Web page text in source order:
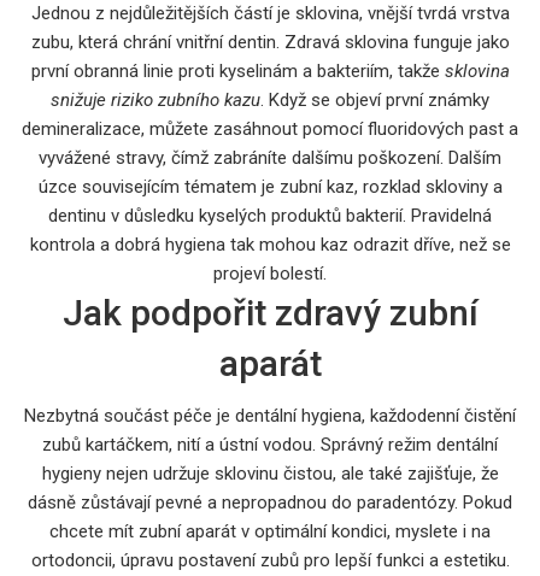
Jednou z nejdůležitějších částí je sklovina, vnější tvrdá vrstva
zubu, která chrání vnitřní dentin. Zdravá sklovina funguje jako
první obranná linie proti kyselinám a bakteriím, takže sklovina
snižuje riziko zubního kazu. Když se objeví první známky
demineralizace, můžete zasáhnout pomocí fluoridových past a
vyvážené stravy, čímž zabráníte dalšímu poškození. Dalším
úzce souvisejícím tématem je zubní kaz, rozklad skloviny a
dentinu v důsledku kyselých produktů bakterií. Pravidelná
kontrola a dobrá hygiena tak mohou kaz odrazit dříve, než se
projeví bolestí.
Jak podpořit zdravý zubní
aparát
Nezbytná součást péče je dentální hygiena, každodenní čistění
zubů kartáčkem, nití a ústní vodou. Správný režim dentální
hygieny nejen udržuje sklovinu čistou, ale také zajišťuje, že
dásně zůstávají pevné a nepropadnou do paradentózy. Pokud
chcete mít zubní aparát v optimální kondici, myslete i na
ortodoncii, úpravu postavení zubů pro lepší funkci a estetiku.